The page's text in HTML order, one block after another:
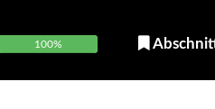
100%